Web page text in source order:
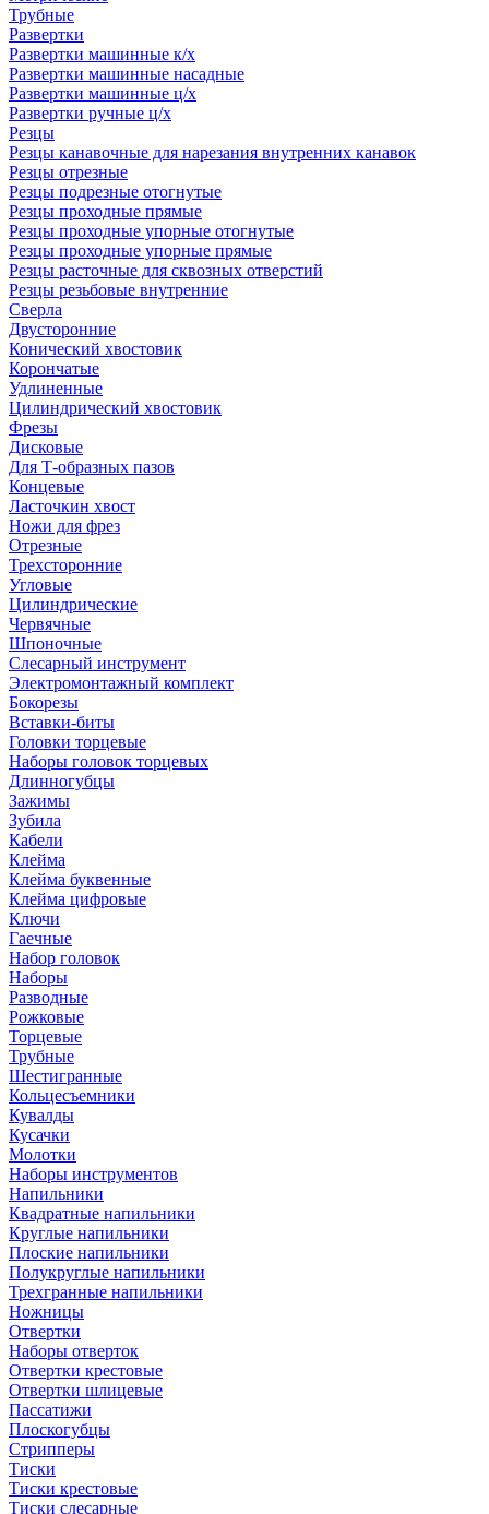
Трубные
Развертки
Развертки машинные к/х
Развертки машинные насадные
Развертки машинные ц/х
Развертки ручные ц/х
Резцы
Резцы канавочные для нарезания внутренних канавок
Резцы отрезные
Резцы подрезные отогнутые
Резцы проходные прямые
Резцы проходные упорные отогнутые
Резцы проходные упорные прямые
Резцы расточные для сквозных отверстий
Резцы резьбовые внутренние
Сверла
Двусторонние
Конический хвостовик
Корончатые
Удлиненные
Цилиндрический хвостовик
Фрезы
Дисковые
Для Т-образных пазов
Концевые
Ласточкин хвост
Ножи для фрез
Отрезные
Трехсторонние
Угловые
Цилиндрические
Червячные
Шпоночные
Слесарный инструмент
Электромонтажный комплект
Бокорезы
Вставки-биты
Головки торцевые
Наборы головок торцевых
Длинногубцы
Зажимы
Зубила
Кабели
Клейма
Клейма буквенные
Клейма цифровые
Ключи
Гаечные
Набор головок
Наборы
Разводные
Рожковые
Торцевые
Трубные
Шестигранные
Кольцесъемники
Кувалды
Кусачки
Молотки
Наборы инструментов
Напильники
Квадратные напильники
Круглые напильники
Плоские напильники
Полукруглые напильники
Трехгранные напильники
Ножницы
Отвертки
Наборы отверток
Отвертки крестовые
Отвертки шлицевые
Пассатижи
Плоскогубцы
Стрипперы
Тиски
Тиски крестовые
Тиски слесарные